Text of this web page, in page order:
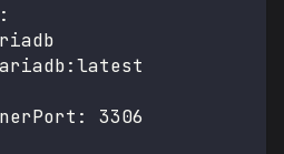
:
:latest
:
3306